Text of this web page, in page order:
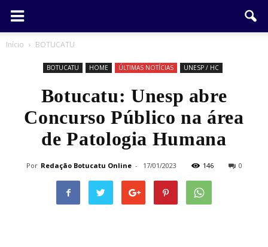
Início BOTUCATU
BOTUCATU HOME ÚLTIMAS NOTÍCIAS UNESP / HC
Botucatu: Unesp abre
Concurso Público na área
de Patologia Humana
Por Redação Botucatu Online - 17/01/2023 146 0